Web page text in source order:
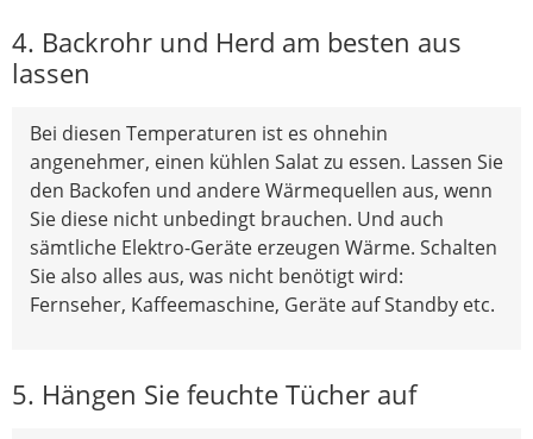
4. Backrohr und Herd am besten aus
lassen
Bei diesen Temperaturen ist es ohnehin
angenehmer, einen kühlen Salat zu essen. Lassen Sie
den Backofen und andere Wärmequellen aus, wenn
Sie diese nicht unbedingt brauchen. Und auch
sämtliche Elektro-Geräte erzeugen Wärme. Schalten
Sie also alles aus, was nicht benötigt wird:
Fernseher, Kaffeemaschine, Geräte auf Standby etc.
5. Hängen Sie feuchte Tücher auf